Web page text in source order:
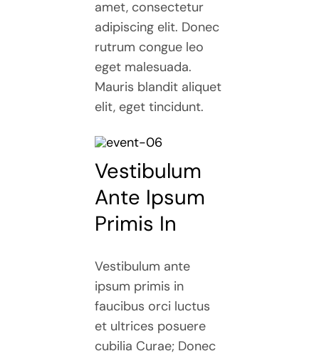
amet, consectetur
adipiscing elit. Donec
rutrum congue leo
eget malesuada.
Mauris blandit aliquet
elit, eget tincidunt.
Vestibulum
Ante Ipsum
Primis In
Vestibulum ante
ipsum primis in
faucibus orci luctus
et ultrices posuere
cubilia Curae; Donec